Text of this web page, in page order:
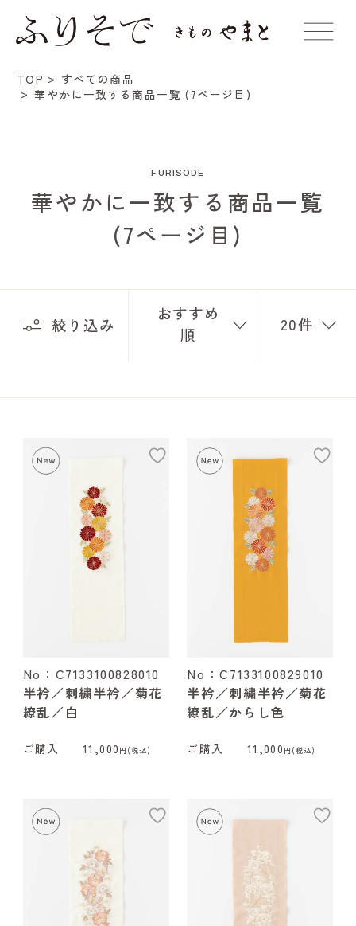
TOP
すべての商品
華やかに一致する商品一覧 (7ページ目)
FURISODE
華やかに一致する商品一覧
(7ページ目)
絞り込み
おすすめ
順
20件
No：C7133100828010
半衿／刺繍半衿／菊花
繚乱／白
ご購入 11,000 円(税込)
No：C7133100829010
半衿／刺繍半衿／菊花
繚乱／からし色
ご購入 11,000 円(税込)